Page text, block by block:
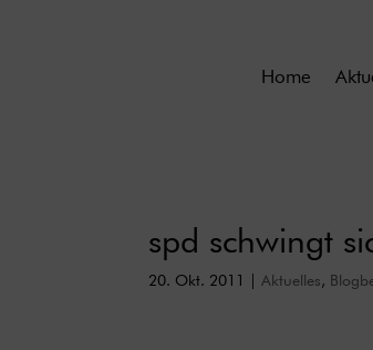
Home
spd schwingt
20. Okt. 2011 Aktuelles,